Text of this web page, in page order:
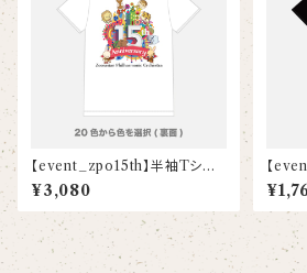
【event_zpo15th】半袖Tシャ
ツ（15th Anniv.）(大人)
¥3,080
【
ャツ(